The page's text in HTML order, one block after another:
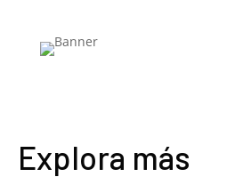
Explora más